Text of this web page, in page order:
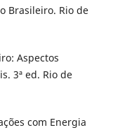
Brasileiro. Rio de
Aspectos
3ª ed. Rio de
com Energia